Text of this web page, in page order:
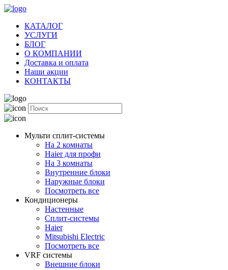
КАТАЛОГ
УСЛУГИ
БЛОГ
О КОМПАНИИ
Доставка и оплата
Наши акции
КОНТАКТЫ
Мульти сплит-системы
На 2 комнаты
Haier для профи
На 3 комнаты
Внутренние блоки
Наружные блоки
Посмотреть все
Кондиционеры
Настенные
Сплит-системы
Haier
Mitsubishi Electric
Посмотреть все
VRF системы
Внешние блоки